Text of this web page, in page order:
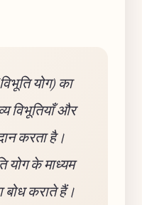
योग) का
विभूतियाँ और
करता है।
योग के माध्यम
कराते हैं।